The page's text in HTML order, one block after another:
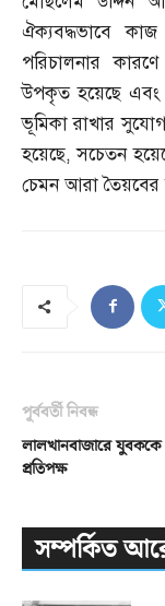
ঐক্যবদ্ধভাবে
পরিচালনার
উপকৃত হয়েছে এবং
ভূমিকা রাখার
হয়েছে,সচেতন
চেমন আরা তৈয়বের
পূর্ববর্তী নিবন্ধ
লালখানবাজারে
প্রতিপক্ষ
সম্পর্কিত